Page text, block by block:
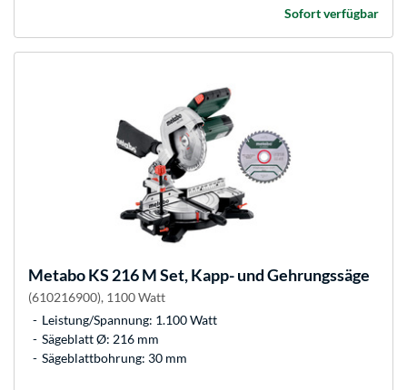
Sofort verfügbar
MetaboKS 216 M Set, Kapp- und Gehrungssäge
(610216900), 1100 Watt
Leistung/Spannung: 1.100 Watt
Sägeblatt Ø: 216 mm
Sägeblattbohrung: 30 mm